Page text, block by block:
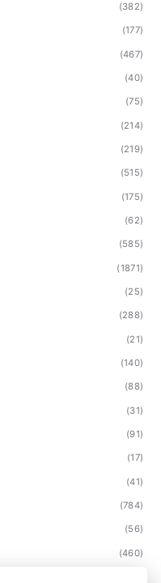
(382)
(177)
(467)
(40)
(75)
(214)
(219)
(515)
(175)
(62)
(585)
(1871)
(25)
(288)
(21)
(140)
(88)
(31)
(91)
(17)
(41)
(784)
(56)
(460)